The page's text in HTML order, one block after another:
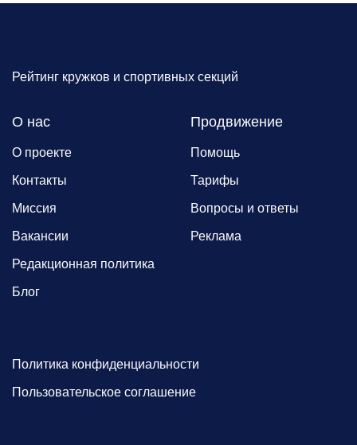
Рейтинг кружков и спортивных секций
О нас
О проекте
Контакты
Миссия
Вакансии
Редакционная политика
Блог
Продвижение
Помощь
Тарифы
Вопросы и ответы
Реклама
Политика конфиденциальности
Пользовательское соглашение